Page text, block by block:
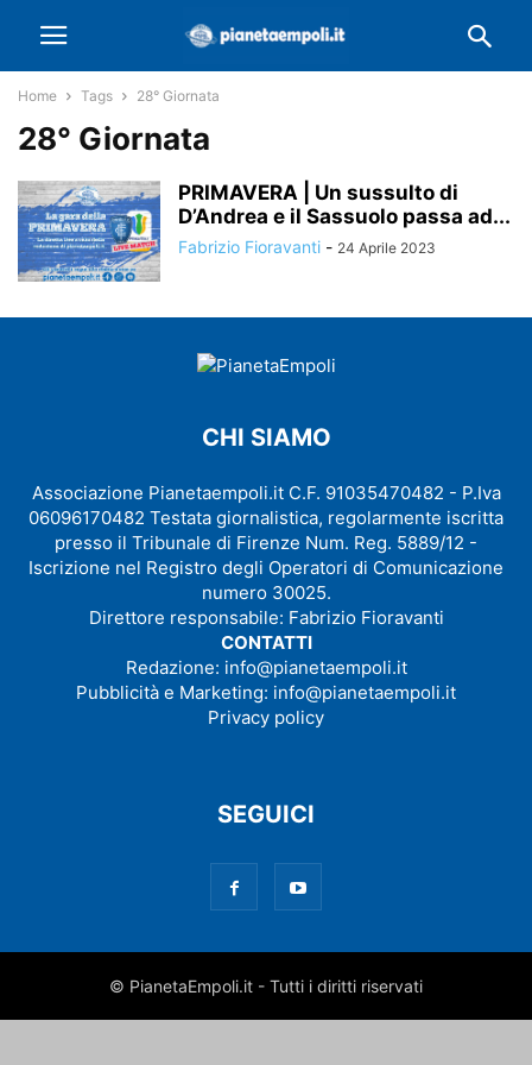
Home Tags 28° Giornata
28° Giornata
PRIMAVERA | Un sussulto di
D’Andrea e il Sassuolo passa ad...
Fabrizio Fioravanti - 24 Aprile 2023
CHI SIAMO
Associazione Pianetaempoli.it C.F. 91035470482 - P.Iva
06096170482 Testata giornalistica, regolarmente iscritta
presso il Tribunale di Firenze Num. Reg. 5889/12 -
Iscrizione nel Registro degli Operatori di Comunicazione
numero 30025.
Direttore responsabile: Fabrizio Fioravanti
CONTATTI
Redazione: info@pianetaempoli.it
Pubblicità e Marketing: info@pianetaempoli.it
Privacy policy
SEGUICI
© PianetaEmpoli.it - Tutti i diritti riservati